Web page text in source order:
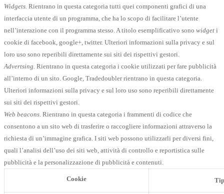
Widgets. Rientrano in questa categoria tutti quei componenti grafici di una
interfaccia utente di un programma, che ha lo scopo di facilitare l’utente
nell’interazione con il programma stesso. A titolo esemplificativo sono widget i
cookie di facebook, google+, twitter. Ulteriori informazioni sulla privacy e sul
loro uso sono reperibili direttamente sui siti dei rispettivi gestori.
Advertsing. Rientrano in questa categoria i cookie utilizzati per fare pubblicità
all’interno di un sito. Google, Tradedoubler rientrano in questa categoria.
Ulteriori informazioni sulla privacy e sul loro uso sono reperibili direttamente
sui siti dei rispettivi gestori.
Web beacons. Rientrano in questa categoria i frammenti di codice che
consentono a un sito web di trasferire o raccogliere informazioni attraverso la
richiesta di un’immagine grafica. I siti web possono utilizzarli per diversi fini,
quali l’analisi dell’uso dei siti web, attività di controllo e reportistica sulle
pubblicità e la personalizzazione di pubblicità e contenuti.
Cookie